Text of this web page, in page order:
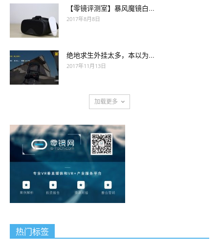
【零镜评测室】暴风魔镜白...
2017年8月8日
绝地求生外挂太多，本以为...
2017年11月13日
加载更多
热门标签